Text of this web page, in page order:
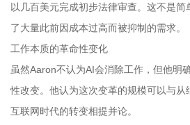
以几百美元完成初步法律审查。这不是
了大量此前因成本过高而被抑制的需求。
工作本质的革命性变化
虽然Aaron不认为AI会消除工作，但他明
性改变。他认为这次变革的规模可以与从
互联网时代的转变相提并论。